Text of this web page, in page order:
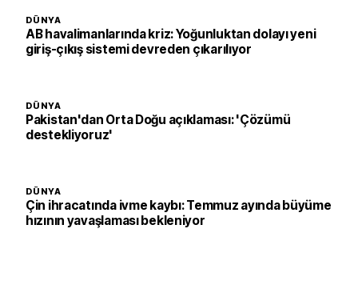
DÜNYA
AB havalimanlarında kriz: Yoğunluktan dolayı yeni
giriş-çıkış sistemi devreden çıkarılıyor
DÜNYA
Pakistan'dan Orta Doğu açıklaması: 'Çözümü
destekliyoruz'
DÜNYA
Çin ihracatında ivme kaybı: Temmuz ayında büyüme
hızının yavaşlaması bekleniyor